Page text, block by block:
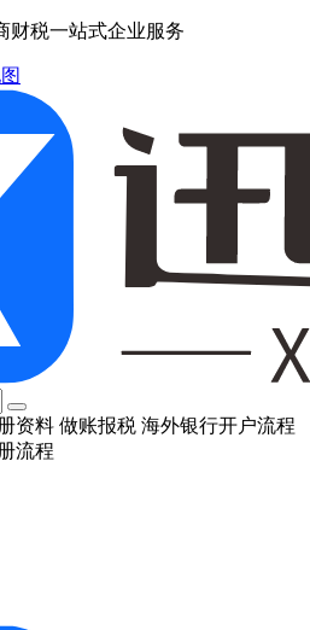
财税一站式企业服务
资料 做账报税 海外银行开户流程
流程